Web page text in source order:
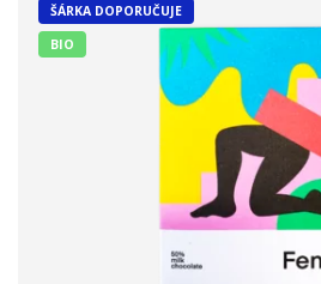
ŠÁRKA DOPORUČUJE
BIO